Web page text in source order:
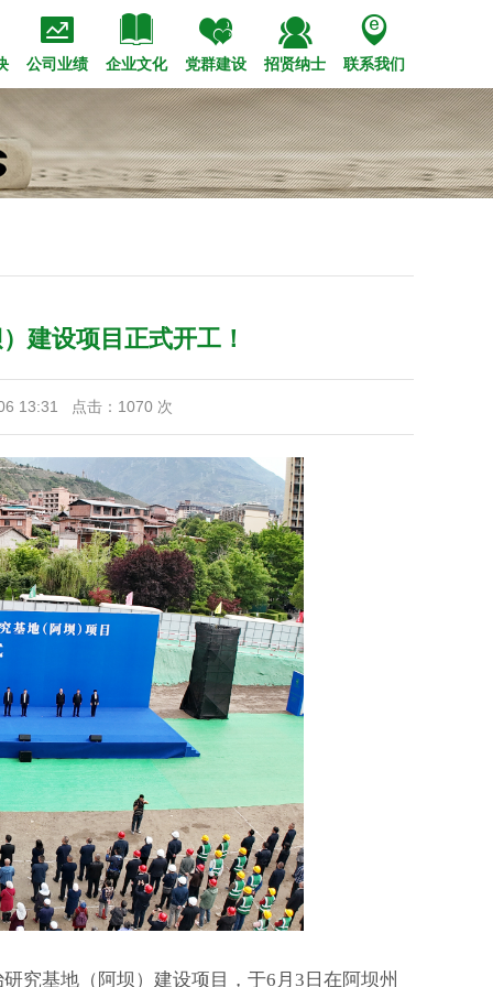

公司业绩

企业文化

党群建设

招贤纳士

联系我们
高层
法规 专题报道 公司视频
市政 装饰 钢结构 设备租赁
经典工程 技术创新 荣誉奖项
历史沿革 企业标识 华西赋 文化理念
党的建设 职工之家 青年之窗
招聘 校园招聘 内部竞聘
建设项目正式开工！
13:31 点击： 1070 次
究基地（阿坝）建设项目，于6月3日在阿坝州